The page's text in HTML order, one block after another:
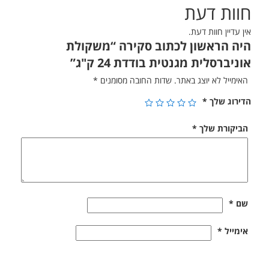
חוות דעת
אין עדיין חוות דעת.
היה הראשון לכתוב סקירה “משקולת
אוניברסלית מגנטית בודדת 24 ק"ג”
האימייל לא יוצג באתר. שדות החובה מסומנים *
הדירוג שלך *
הביקורת שלך *
שם *
אימייל *